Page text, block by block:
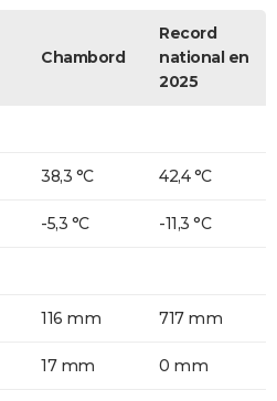
Chambord
Record
national en
2025
38,3 °C 42,4 °C
-5,3 °C -11,3 °C
116 mm 717 mm
17 mm 0 mm